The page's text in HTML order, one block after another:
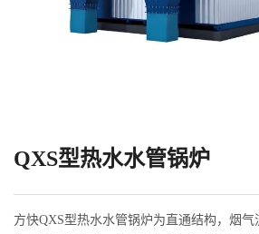
QXS型热水水管锅炉
方快QXS型热水水管锅炉为直通结构，烟